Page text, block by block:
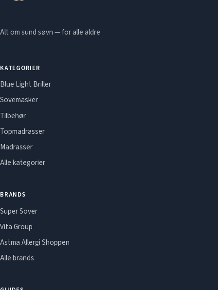
Alt om sund søvn — for alle aldre
KATEGORIER
Blue Light Briller
Sovemasker
Tilbehør
Topmadrasser
Madrasser
Alle kategorier
BRANDS
Super Sover
Vita Group
Astma Allergi Shoppen
Alle brands